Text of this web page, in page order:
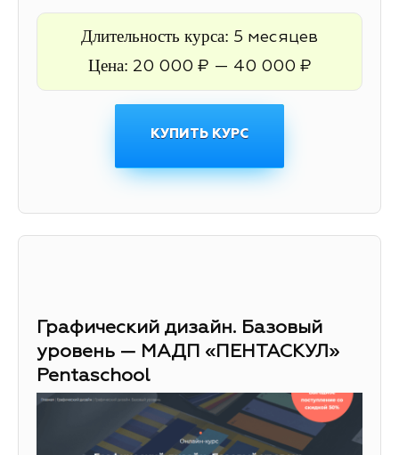
Длительность курса: 5 месяцев
Цена: 20 000 ₽ — 40 000 ₽
КУПИТЬ КУРС
Графический дизайн. Базовый
уровень — МАДП «ПЕНТАСКУЛ»
Pentaschool